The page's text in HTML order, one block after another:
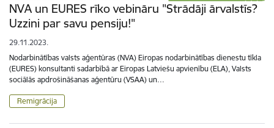
NVA un EURES rīko vebināru "Strādāji ārvalstīs?
Uzzini par savu pensiju!"
29.11.2023.
Nodarbinātības valsts aģentūras (NVA) Eiropas nodarbinātības dienestu tīkla
(EURES) konsultanti sadarbībā ar Eiropas Latviešu apvienību (ELA), Valsts
sociālās apdrošināšanas aģentūru (VSAA) un…
Remigrācija